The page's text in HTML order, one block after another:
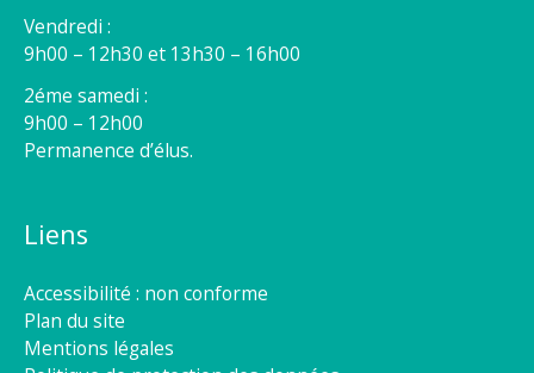
Vendredi :
9h00 – 12h30 et 13h30 – 16h00
2éme samedi :
9h00 – 12h00
Permanence d’élus.
Liens
Accessibilité : non conforme
Plan du site
Mentions légales